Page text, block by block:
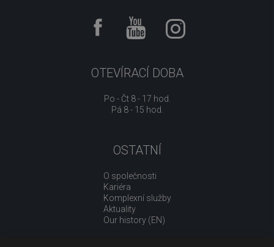
OTEVÍRACÍ DOBA
Po - Čt 8 - 17 hod.
Pá 8 - 15 hod.
OSTATNÍ
O společnosti
Kariéra
Komplexní služby
Aktuality
Our history (EN)